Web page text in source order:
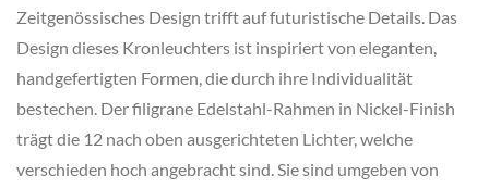
Zeitgenössisches Design trifft auf futuristische Details. Das
Design dieses Kronleuchters ist inspiriert von eleganten,
handgefertigten Formen, die durch ihre Individualität
bestechen. Der filigrane Edelstahl-Rahmen in Nickel-Finish
trägt die 12 nach oben ausgerichteten Lichter, welche
verschieden hoch angebracht sind. Sie sind umgeben von